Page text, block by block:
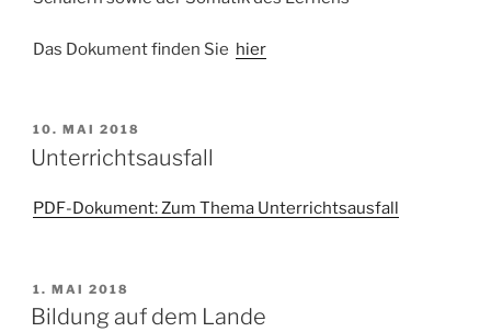
Das Dokument finden Sie hier
VERÖFFENTLICHT
AM
10. MAI 2018
Unterrichtsausfall
PDF-Dokument: Zum Thema Unterrichtsausfall
VERÖFFENTLICHT
AM
1. MAI 2018
Bildung auf dem Lande